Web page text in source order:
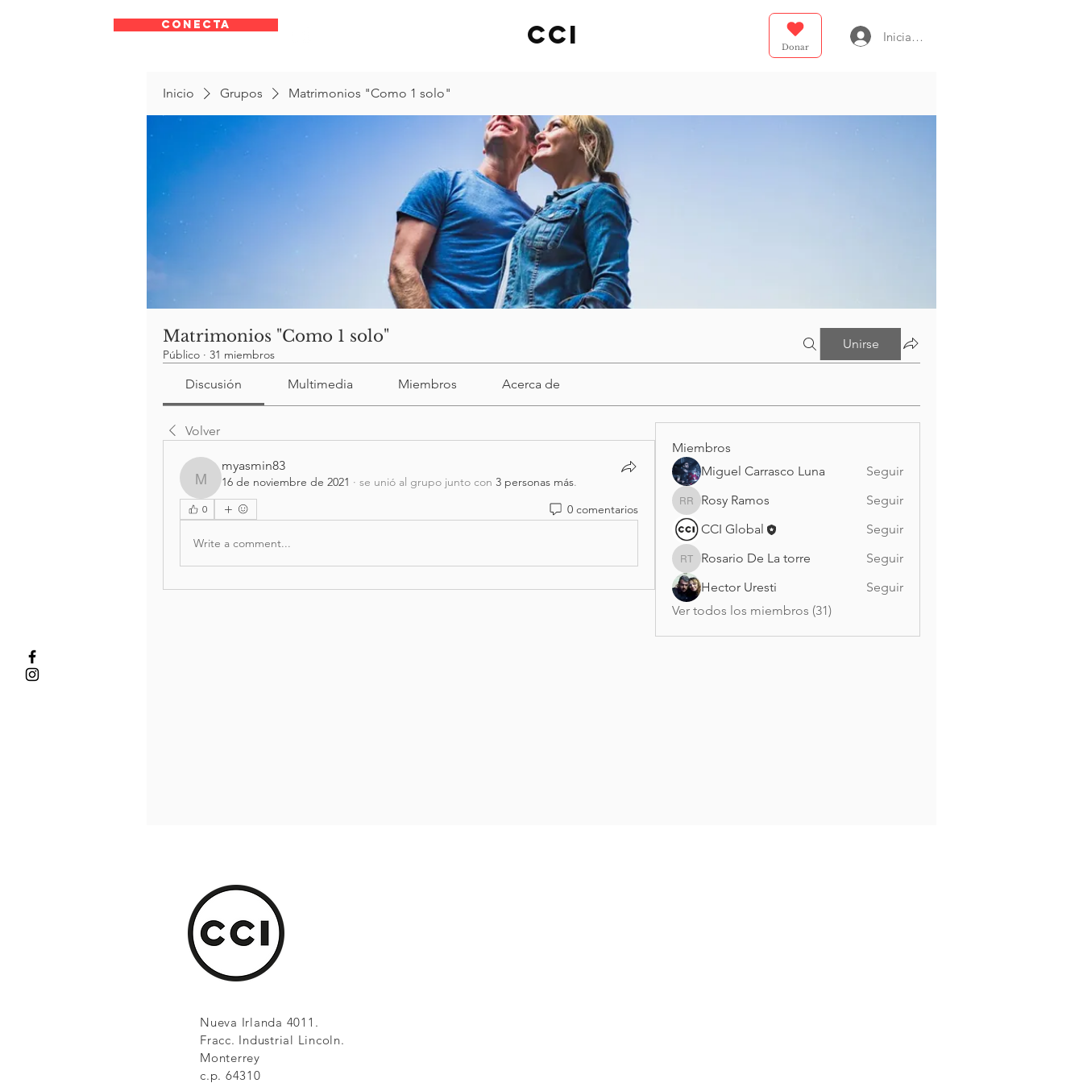
CONECTA cci Donar
Iniciar sesión
Inicio Grupos Matrimonios "Como 1 solo"
Matrimonios "Como 1 solo"
Público · 31 miembros
Unirse
Discusión Multimedia Miembros Acerca de
Volver
myasmin83
myasmin83
16 de noviembre de 2021 · se unió al grupo junto con 3 personas más.
0 0 comentarios
Write a comment...
Miembros
Miguel Carrasco Luna
Seguir
Rosy Ramos
Rosy Ramos
Seguir
CCI Global
Seguir
Rosario De La torre
Rosario De La torre
Seguir
Hector Uresti
Seguir
Ver todos los miembros (31)
Nueva Irlanda 4011.
Fracc. Industrial Lincoln.
Monterrey
c.p. 64310